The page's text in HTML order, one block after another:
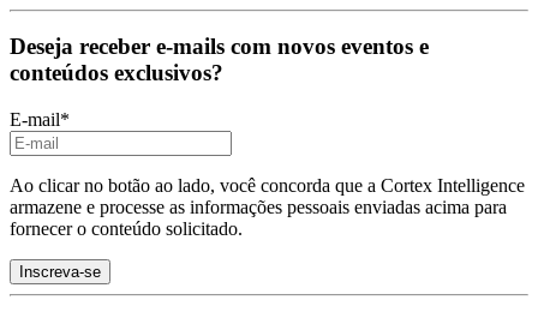
Deseja receber e-mails com novos eventos e
conteúdos exclusivos?
E-mail*
Ao clicar no botão ao lado, você concorda que a Cortex Intelligence
armazene e processe as informações pessoais enviadas acima para
fornecer o conteúdo solicitado.